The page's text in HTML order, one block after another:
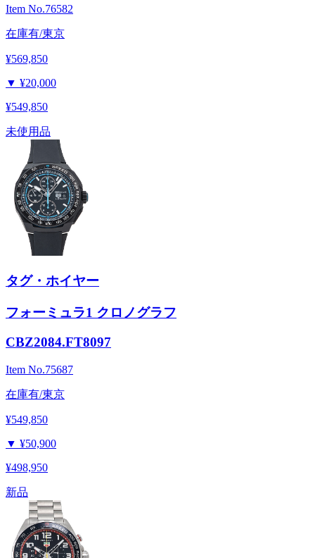
Item No.76582
在庫有/東京
¥569,850
▼ ¥20,000
¥549,850
未使用品
タグ・ホイヤー
フォーミュラ1 クロノグラフ
CBZ2084.FT8097
Item No.75687
在庫有/東京
¥549,850
▼ ¥50,900
¥498,950
新品